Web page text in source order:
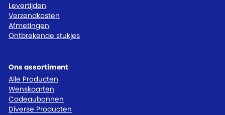
Levertijden
Verzendkosten
Afmetingen
Ontbrekende stukjes
Ons assortiment
Alle Producten
Wenskaarten
Cadeaubonnen
Diverse Producten